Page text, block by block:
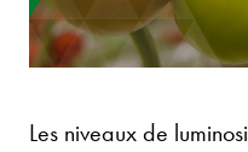
Les niveaux de